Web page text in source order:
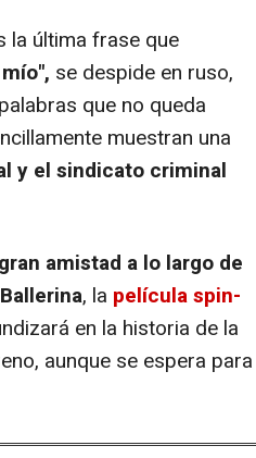
la última frase que
se despide en ruso,
que no queda
muestran una
y el sindicato criminal
gran amistad a lo largo de
Ballerina, la película spin-
en la historia de la
aunque se espera para